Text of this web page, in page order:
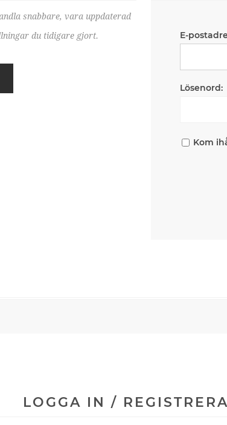
snabbare, vara uppdaterad
du tidigare gjort.
E-
Lösenord:
Kom
LOGGA IN /